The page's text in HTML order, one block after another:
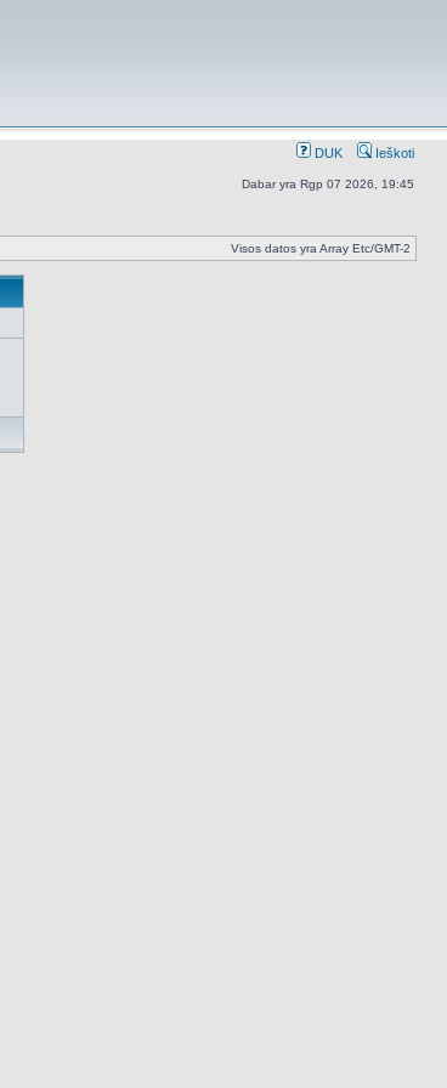
DUK Ieškoti
Dabar yra Rgp 07 2026, 19:45
Visos datos yra Array Etc/GMT-2